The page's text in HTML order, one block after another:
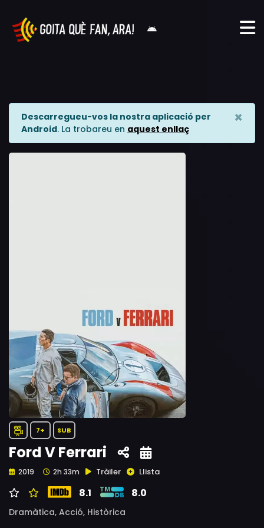
Descarregueu-vos la nostra aplicació per
Android. La trobareu en aquest enllaç
×
7+ SUB
Ford V Ferrari
2019 2h 33m Tràiler Llista
8.1 8.0
Dramàtica, Acció, Històrica